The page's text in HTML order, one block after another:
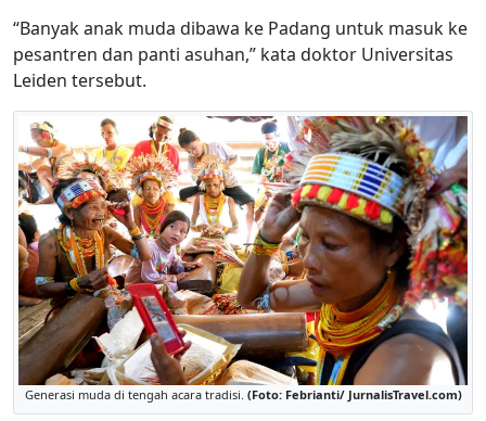
“Banyak anak muda dibawa ke Padang untuk masuk ke
pesantren dan panti asuhan,” kata doktor Universitas
Leiden tersebut.
Generasi muda di tengah acara tradisi. (Foto: Febrianti/ JurnalisTravel.com)